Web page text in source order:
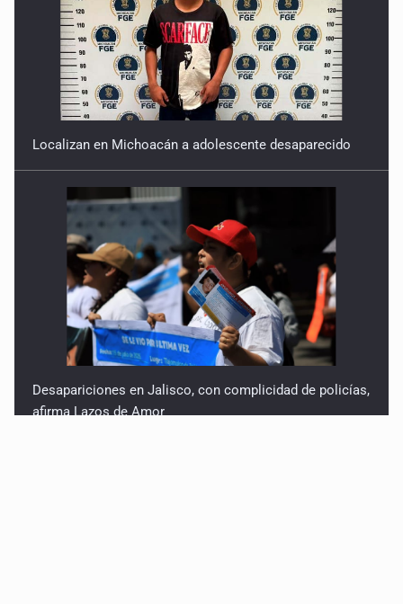
Localizan en Michoacán a adolescente desaparecido
Desapariciones en Jalisco, con complicidad de policías,
afirma Lazos de Amor